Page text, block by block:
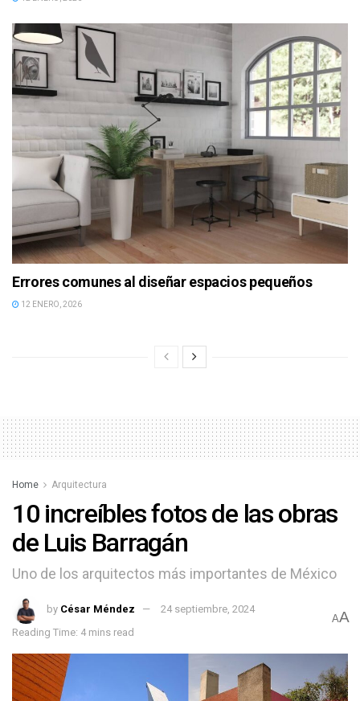
Errores comunes al diseñar espacios pequeños
12 ENERO, 2026
Home Arquitectura
10 increíbles fotos de las obras
de Luis Barragán
Uno de los arquitectos más importantes de México
by César Méndez
24 septiembre, 2024
Reading Time: 4 mins read
AA